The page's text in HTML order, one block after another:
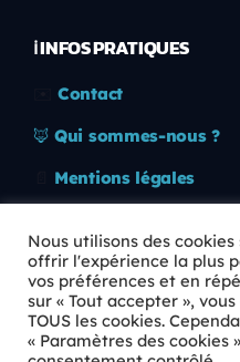
ℹ️ INFOS PRATIQUES
Contact
🦊 Qui sommes-nous ?
Mentions légales
🛡️ RGPD
Copyright © 2026
Nous utilisons des
offrir l'expérience la plus
vos préférences et en
sur « Tout accepter »,
TOUS les cookies.
« Paramètres des cookies